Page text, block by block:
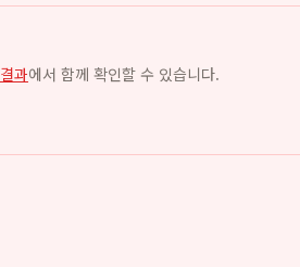
과에서 함께 확인할 수 있습니다.